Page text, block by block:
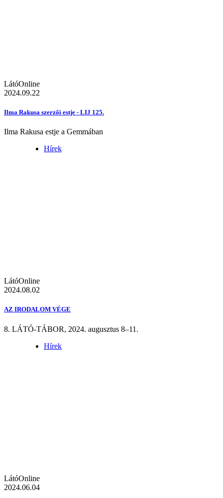
LátóOnline
2024.09.22
Ilma Rakusa szerzői estje - LIJ 125.
Ilma Rakusa estje a Gemmában
Hírek
LátóOnline
2024.08.02
AZ IRODALOM VÉGE
8. LÁTÓ-TÁBOR, 2024. augusztus 8–11.
Hírek
LátóOnline
2024.06.04